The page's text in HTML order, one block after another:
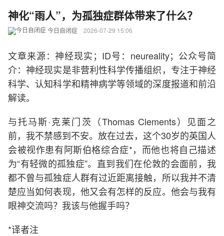
神化“雨人”，为孤独症群体带来了什么？
今日自闭症 2026-07-29 15:06
文章来源：神经现实；ID号：neureality；公众号简
介：神经现实是非营利性科学传播组织，专注于神经
科学、认知科学和精神病学等领域的深度报道和前沿
解读。
与托马斯·克莱门茨（Thomas Clements）见面之
前，我不禁感到不安。放在过去，这个30岁的英国人
会被视作患有阿斯伯格综合症*，而他也将自己描述
为“有轻微的孤独症”。直到我们在伦敦的会面前，我
都不曾与孤独症人群有过近距离接触，所以我并不清
楚应当如何表现，他又会有怎样的反应。他会与我有
眼神交流吗？我该与他握手吗？
*译者注